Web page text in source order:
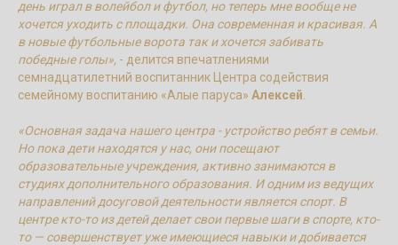
день играл в волейбол и футбол, но теперь мне вообще не
хочется уходить с площадки. Она современная и красивая. А
в новые футбольные ворота так и хочется забивать
победные голы», - делится впечатлениями
семнадцатилетний воспитанник Центра содействия
семейному воспитанию «Алые паруса» Алексей
«Основная задача нашего центра - устройство ребят в семьи.
Но пока дети находятся у нас, они посещают
образовательные учреждения, активно занимаются в
студиях дополнительного образования. И одним из ведущих
направлений досуговой деятельности является спорт. В
центре кто-то из детей делает свои первые шаги в спорте, кто-
то — совершенствует уже имеющиеся навыки и добивается